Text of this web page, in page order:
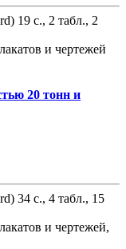
19 с., 2 табл., 2
и чертежей
20 тонн и
34 с., 4 табл., 15
и чертежей,